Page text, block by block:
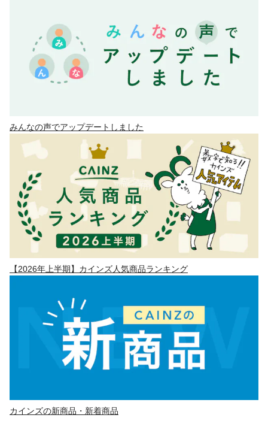
みんなの声でアップデートしました
【2026年上半期】カインズ人気商品ランキング
カインズの新商品・新着商品